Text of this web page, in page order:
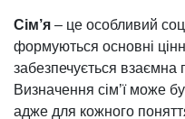
Сім’я – це особливий
формуються основні
забезпечується взаємна
Визначення сім’ї може
адже для кожного